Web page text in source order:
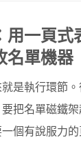
用一頁式
名單機器
是執行環節
把名單磁鐵
個有說服力